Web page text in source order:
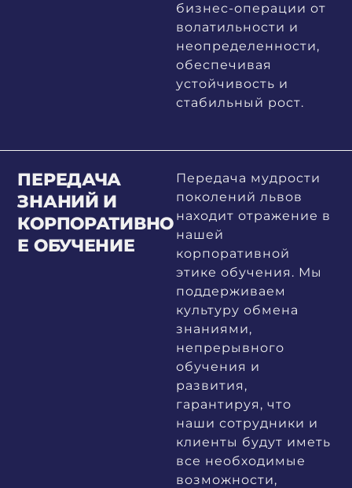
бизнес-операции от
волатильности и
неопределенности,
обеспечивая
устойчивость и
стабильный рост.
ПЕРЕДАЧА
ЗНАНИЙ И
КОРПОРАТИВНО
Е ОБУЧЕНИЕ
Передача мудрости
поколений львов
находит отражение в
нашей
корпоративной
этике обучения. Мы
поддерживаем
культуру обмена
знаниями,
непрерывного
обучения и
развития,
гарантируя, что
наши сотрудники и
клиенты будут иметь
все необходимые
возможности,